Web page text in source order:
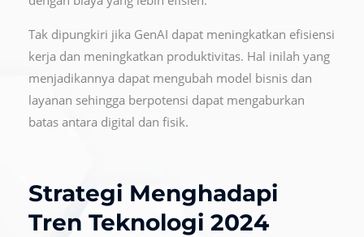
Tak dipungkiri jika GenAI dapat meningkatkan efisiensi
kerja dan meningkatkan produktivitas. Hal inilah yang
menjadikannya dapat mengubah model bisnis dan
layanan sehingga berpotensi dapat mengaburkan
batas antara digital dan fisik.
Strategi Menghadapi
Tren Teknologi 2024